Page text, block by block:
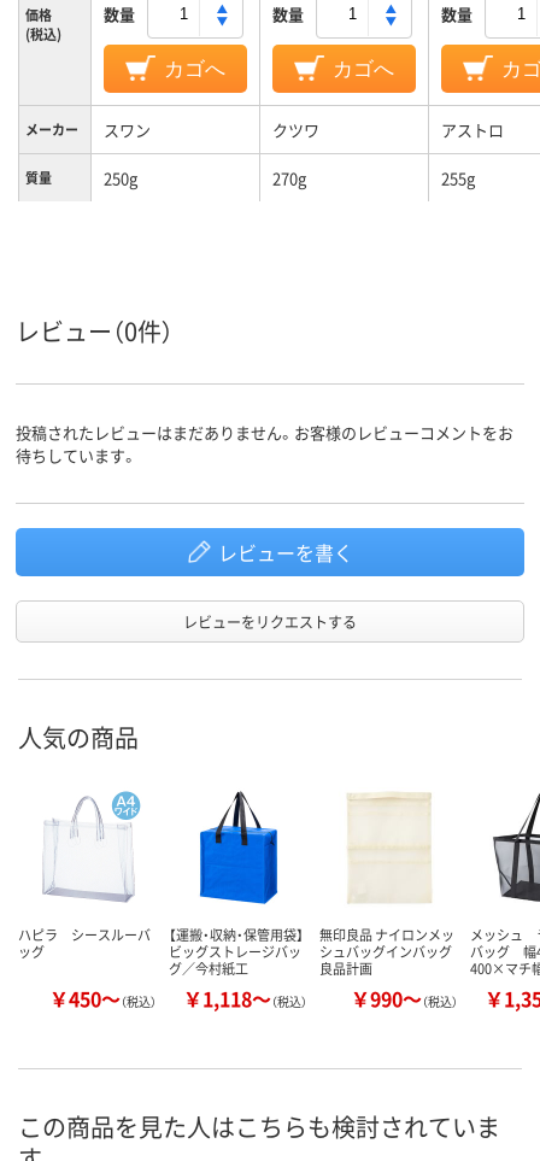
価格
(税込)
数量
カゴへ
数量
カゴへ
数量
カ
メーカー スワン クツワ アストロ
質量 250g 270g 255g
レビュー（0件）
投稿されたレビューはまだありません。お客様のレビューコメントをお
待ちしています。
レビューを書く
レビューをリクエストする
人気の商品
ハピラ シースルーバ
ッグ
￥450～（税込）
【運搬・収納・保管用袋】
ビッグストレージバッ
グ／今村紙工
￥1,118～（税込）
無印良品 ナイロンメッ
シュバッグインバッグ
良品計画
￥990～（税込）
メッシュ
バッグ 幅
400×マチ
￥
この商品を見た人はこちらも検討されていま